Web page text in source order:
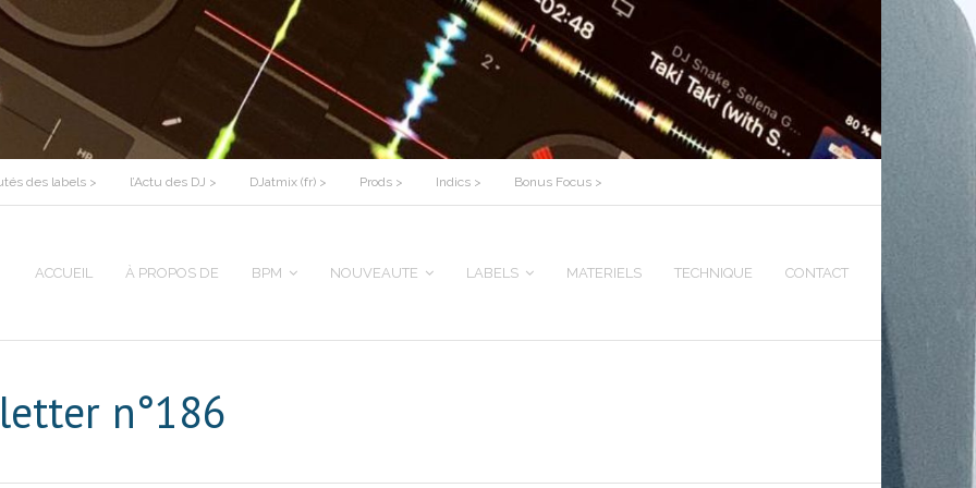
des labels > l’Actu des DJ > DJatmix (fr) > Prods > Indics > Bonus Focus >
ACCUEIL À PROPOS DE BPM NOUVEAUTE LABELS MATERIELS TECHNIQUE CONTACT
n°186